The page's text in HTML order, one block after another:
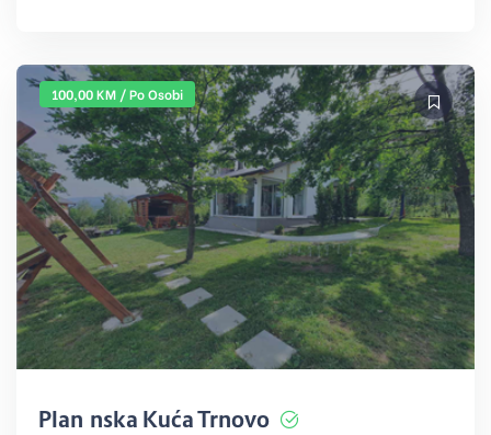
100,00 KM / Po Osobi
Planinska Kuća Trnovo